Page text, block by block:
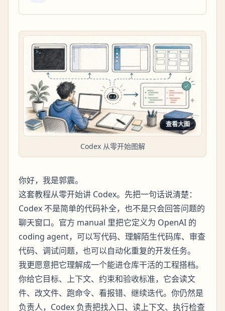
查看大图
Codex 从零开始图解
你好，我是郭震。
这套教程从零开始讲 Codex。先把一句话说清楚：
Codex 不是简单的代码补全，也不是只会回答问题的
聊天窗口。官方 manual 里把它定义为 OpenAI 的
coding agent，可以写代码、理解陌生代码库、审查
代码、调试问题，也可以自动化重复的开发任务。
我更愿意把它理解成一个能进仓库干活的工程搭档。
你给它目标、上下文、约束和验收标准，它会读文
件、改文件、跑命令、看报错、继续迭代。你仍然是
负责人，Codex 负责把找入口、读上下文、执行检查